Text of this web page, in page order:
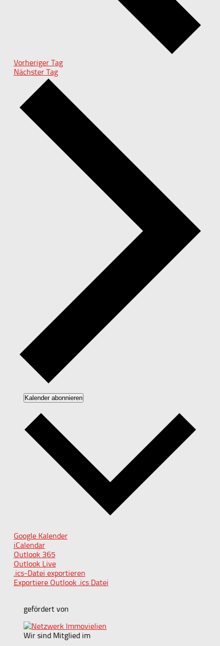
Vorheriger Tag
Nächster Tag
Kalender abonnieren
Google Kalender
iCalendar
Outlook 365
Outlook Live
.ics-Datei exportieren
Exportiere Outlook .ics Datei
gefördert von
Wir sind Mitglied im